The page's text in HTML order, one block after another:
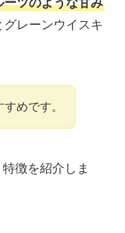
レーンウイスキ
めです。
徴を紹介しま